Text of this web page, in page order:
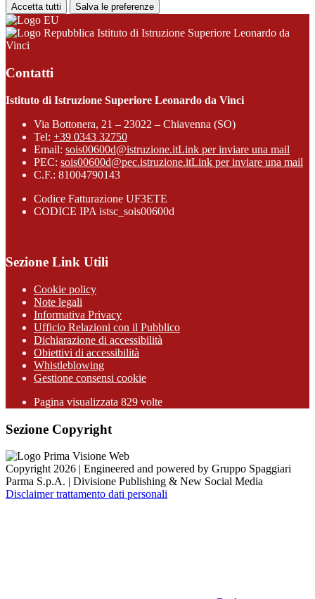
Accetta tutti Salva le preferenze
Istituto di Istruzione Superiore Leonardo da
Vinci
Contatti
Istituto di Istruzione Superiore Leonardo da Vinci
Via Bottonera, 21 – 23022 – Chiavenna (SO)
Tel: +39 0343 32750
Email: sois00600d@istruzione.itLink per inviare una mail
PEC: sois00600d@pec.istruzione.itLink per inviare una mail
C.F.: 81004790143
Codice Fatturazione UF3ETE
CODICE IPA istsc_sois00600d
Sezione Link Utili
Cookie policy
Note legali
Informativa Privacy
Ufficio Relazioni con il Pubblico
Dichiarazione di accessibilità
Obiettivi di accessibilità
Whistleblowing
Gestione consensi cookie
Pagina visualizzata 829 volte
Sezione Copyright
Copyright 2026 | Engineered and powered by Gruppo Spaggiari
Parma S.p.A. | Divisione Publishing & New Social Media
Disclaimer trattamento dati personali